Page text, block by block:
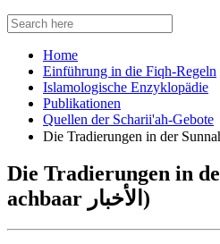
Search
for:
Home
Einführung in die Fiqh-Regeln
Islamologische Enzyklopädie
Publikationen
Quellen der Scharii'ah-Gebote
Die Tradierungen in
achbaar الأخبار)